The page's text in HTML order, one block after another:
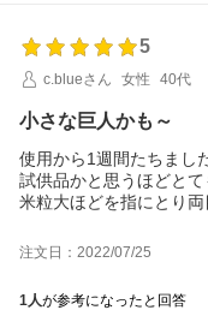
5
c.blueさん
女性 40代
小さな巨人かも～
使用から1週間たちまし
試供品かと思うほどと
米粒大ほどを指にとり両
そうお高くもないと思
なっていましたが少し薄
注文日：2022/07/25
1人が参考になったと回答